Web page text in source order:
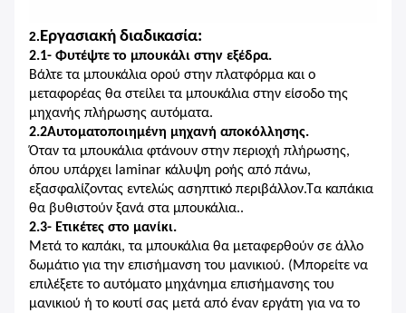
2.Εργασιακή διαδικασία:
2.1- Φυτέψτε το μπουκάλι στην εξέδρα.
Βάλτε τα μπουκάλια ορού στην πλατφόρμα και ο
μεταφορέας θα στείλει τα μπουκάλια στην είσοδο της
μηχανής πλήρωσης αυτόματα.
2.2Αυτοματοποιημένη μηχανή αποκόλλησης.
Όταν τα μπουκάλια φτάνουν στην περιοχή πλήρωσης,
όπου υπάρχει laminar κάλυψη ροής από πάνω,
εξασφαλίζοντας εντελώς ασηπτικό περιβάλλον.Τα καπάκια
θα βυθιστούν ξανά στα μπουκάλια..
2.3- Ετικέτες στο μανίκι.
Μετά το καπάκι, τα μπουκάλια θα μεταφερθούν σε άλλο
δωμάτιο για την επισήμανση του μανικιού. (Μπορείτε να
επιλέξετε το αυτόματο μηχάνημα επισήμανσης του
μανικιού ή το κουτί σας μετά από έναν εργάτη για να το